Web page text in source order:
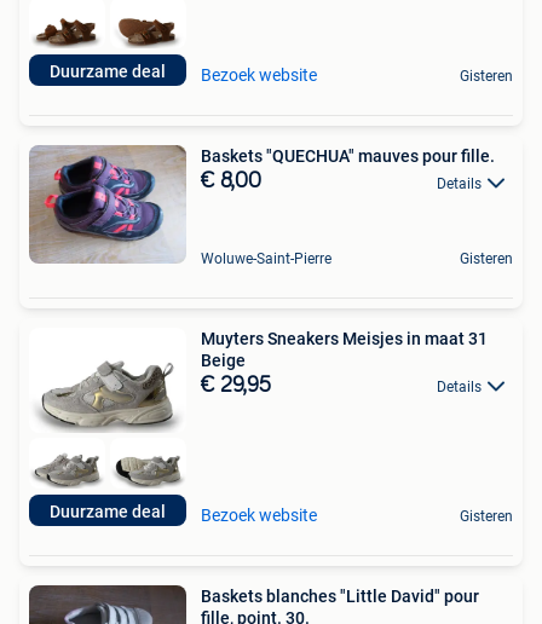
Duurzame deal Bezoek website Gisteren
Baskets "QUECHUA" mauves pour fille.
€ 8,00 Details
Woluwe-Saint-Pierre Gisteren
Duurzame deal
Muyters Sneakers Meisjes in maat 31
Beige
€ 29,95 Details
Bezoek website Gisteren
Baskets blanches "Little David" pour
fille, point. 30.